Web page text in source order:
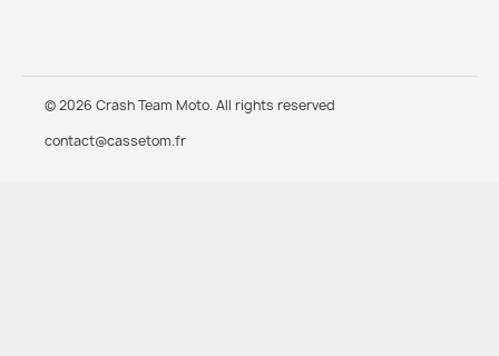
© 2026 Crash Team Moto. All rights reserved
contact@cassetom.fr